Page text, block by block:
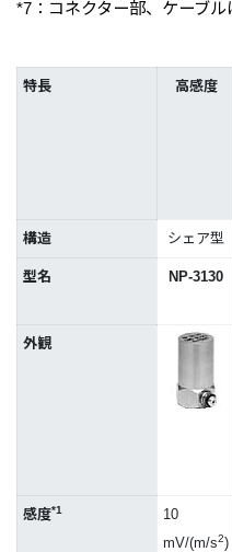
*7：コネクター部、ケーブル
特長 高感度
構造 シェア型
型名 NP-3130
外観
感度*1
10
mV/(m/s2)